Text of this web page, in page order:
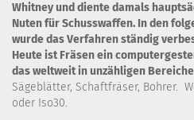
Whitney und diente damals
Nuten für Schusswaffen. In den
wurde das Verfahren ständig
Heute ist Fräsen ein
das weltweit in unzähligen
Sägeblätter, Schaftfräser, Bohrer.
oder Iso30.